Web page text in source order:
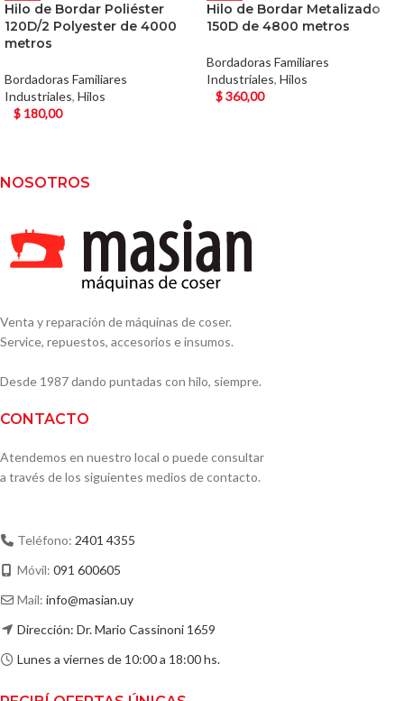
Hilo de Bordar Poliéster
120D/2 Polyester de 4000
metros
Bordadoras Familiares
Industriales, Hilos
$ 180,00
Hilo de Bordar Metalizado
150D de 4800 metros
Bordadoras Familiares
Industriales, Hilos
$360,00
NOSOTROS
Venta y reparación de máquinas de coser.
Service, repuestos, accesorios e insumos.
Desde 1987 dando puntadas con hilo, siempre.
CONTACTO
Atendemos en nuestro local o puede consultar
a través de los siguientes medios de contacto.
Teléfono: 2401 4355
Móvil: 091 600605
Mail: info@masian.uy
Dirección: Dr. Mario Cassinoni 1659
Lunes a viernes de 10:00 a 18:00 hs.